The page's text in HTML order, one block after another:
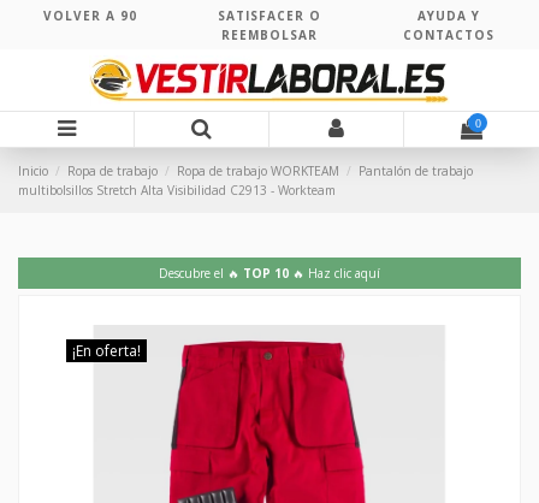
VOLVER A 90
SATISFACER O
REEMBOLSAR
AYUDA Y
CONTACTOS
0
Inicio Ropa de trabajo Ropa de trabajo WORKTEAM
Pantalón de trabajo
multibolsillos Stretch Alta Visibilidad C2913 - Workteam
Descubre el 🔥 TOP 10 🔥 Haz clic aquí
¡En oferta!